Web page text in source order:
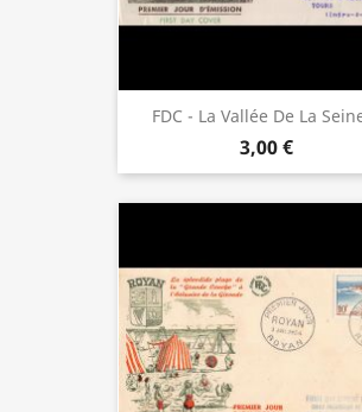
FDC - La Vallée De La
3,00 €